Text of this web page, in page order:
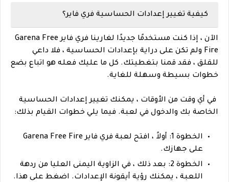
كيفية تغيير إعدادات الحساسية فري فاير؟
الآن ، إذا كنت مستخدمًا جديدًا لغارينا فري فاير Garena Free
Fire ولم تكن على دراية بإعدادات الحساسية ، فلا داعي
للقلق ، فقد قمنا بتغطيتك. كل ما عليك فعله هو اتباع بضع
خطوات بسيطة وسهلة للغاية.
في أي وقت من الأوقات ، يمكنك تغيير إعدادات الحساسية
الخاصة بك والدخول في لعبة. فيما يلي خطوات القيام بذلك:
على جهازك.
الخطوة 2: بعد ذلك ، في الزاوية اليمنى العليا من ردهة
اللعبة ، يمكنك رؤية أيقونة الإعدادات. اضغط على هذا.